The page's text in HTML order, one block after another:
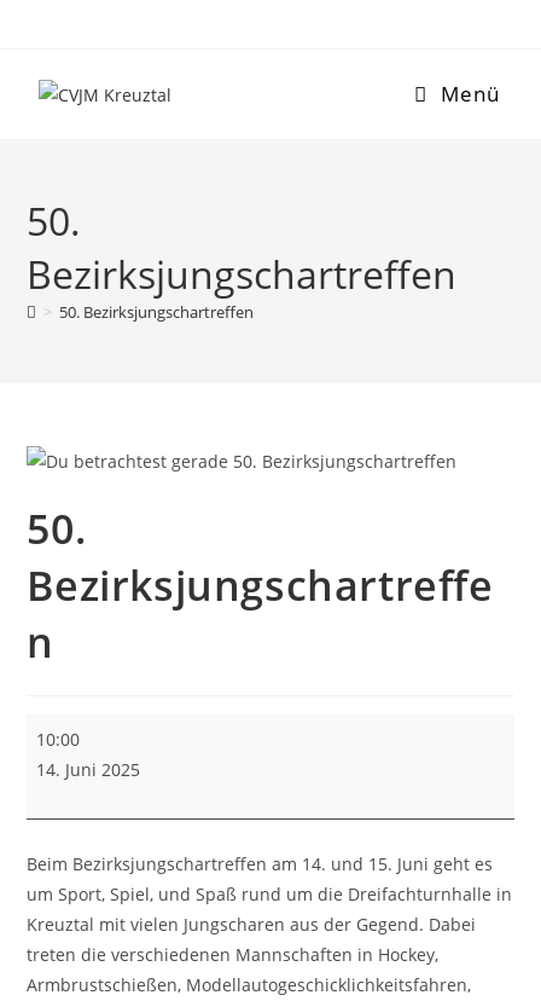
Menü
50.
Bezirksjungschartreffen
> 50. Bezirksjungschartreffen
50.
Bezirksjungschartreffe
n
10:00
14. Juni 2025
Beim Bezirksjungschartreffen am 14. und 15. Juni geht es
um Sport, Spiel, und Spaß rund um die Dreifachturnhalle in
Kreuztal mit vielen Jungscharen aus der Gegend. Dabei
treten die verschiedenen Mannschaften in Hockey,
Armbrustschießen, Modellautogeschicklichkeitsfahren,